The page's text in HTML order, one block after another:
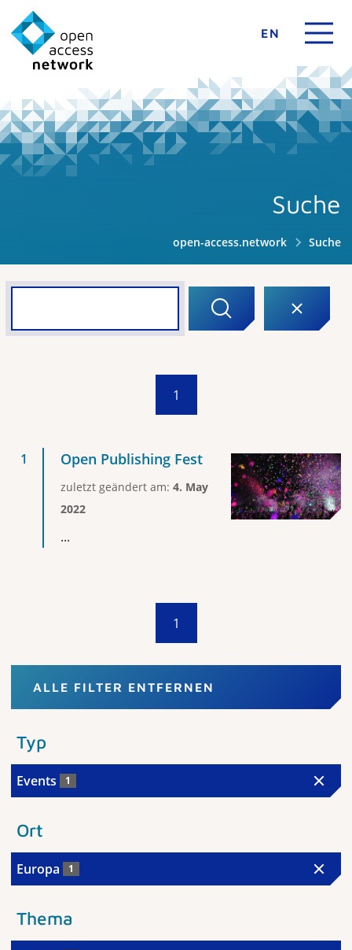
EN
Suche
open-access.network Suche
1
Open Publishing Fest
zuletzt geändert am: 4. May
2022
...
1
ALLE FILTER ENTFERNEN
Typ
Events 1
Ort
Europa 1
Thema